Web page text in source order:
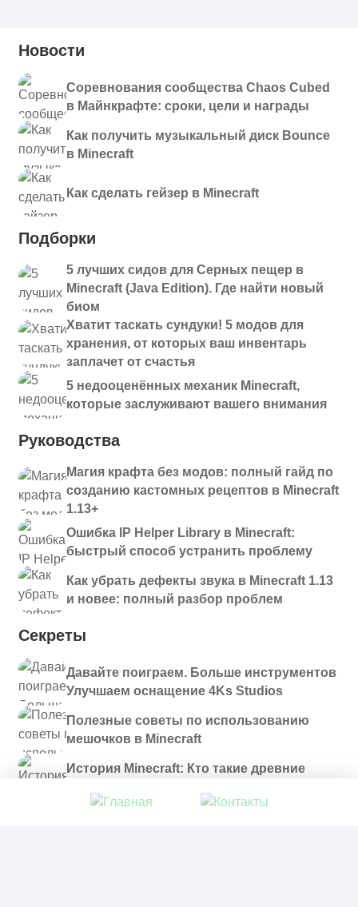
Новости
Соревнования сообщества Chaos Cubed
в Майнкрафте: сроки, цели и награды
Как получить музыкальный диск Bounce
в Minecraft
Как сделать гейзер в Minecraft
Подборки
5 лучших сидов для Серных пещер в
Minecraft (Java Edition). Где найти новый
биом
Хватит таскать сундуки! 5 модов для
хранения, от которых ваш инвентарь
заплачет от счастья
5 недооценённых механик Minecraft,
которые заслуживают вашего внимания
Руководства
Магия крафта без модов: полный гайд по
созданию кастомных рецептов в Minecraft
1.13+
Ошибка IP Helper Library в Minecraft:
быстрый способ устранить проблему
Как убрать дефекты звука в Minecraft 1.13
и новее: полный разбор проблем
Секреты
Давайте поиграем. Больше инструментов
Улучшаем оснащение 4Ks Studios
Полезные советы по использованию
мешочков в Minecraft
История Minecraft: Кто такие древние